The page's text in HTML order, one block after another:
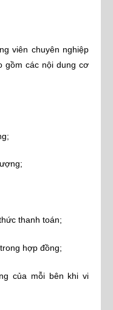
viên chuyên nghiệp
gồm các nội dung cơ
thanh toán;
hợp đồng;
của mỗi bên khi vi